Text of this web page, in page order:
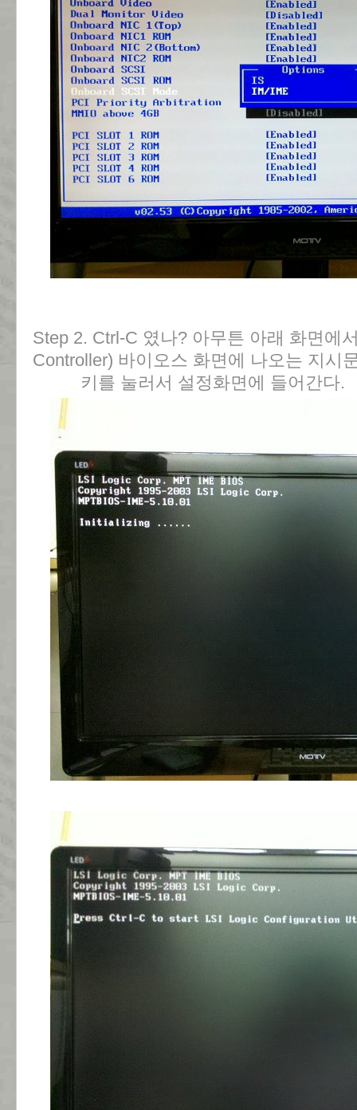
Step 2. Ctrl-C 였나? 아무튼 아래 화면에
Controller) 바이오스 화면에 나오는 지시
키를 눌러서 설정화면에 들어간다.